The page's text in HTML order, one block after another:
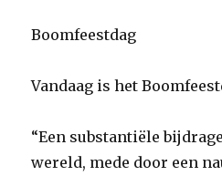
Boomfeestdag
Vandaag is het
“Een substantiële
wereld, mede door een